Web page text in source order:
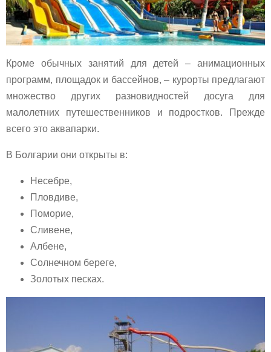
Кроме обычных занятий для детей – анимационных
программ, площадок и бассейнов, – курорты предлагают
множество других разновидностей досуга для
малолетних путешественников и подростков. Прежде
всего это аквапарки.
В Болгарии они открыты в:
Несебре,
Пловдиве,
Поморие,
Сливене,
Албене,
Солнечном береге,
Золотых песках.